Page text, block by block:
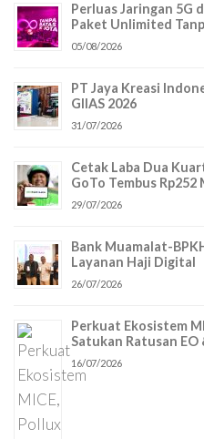
Perluas Jaringan 5G
Paket Unlimited
05/08/2026
PT Jaya Kreasi
GIIAS 2026
31/07/2026
Cetak Laba Dua
GoTo Tembus
29/07/2026
Bank Muamalat-
Layanan Haji Digital
26/07/2026
Perkuat Ekosistem
Satukan Ratusan EO
16/07/2026